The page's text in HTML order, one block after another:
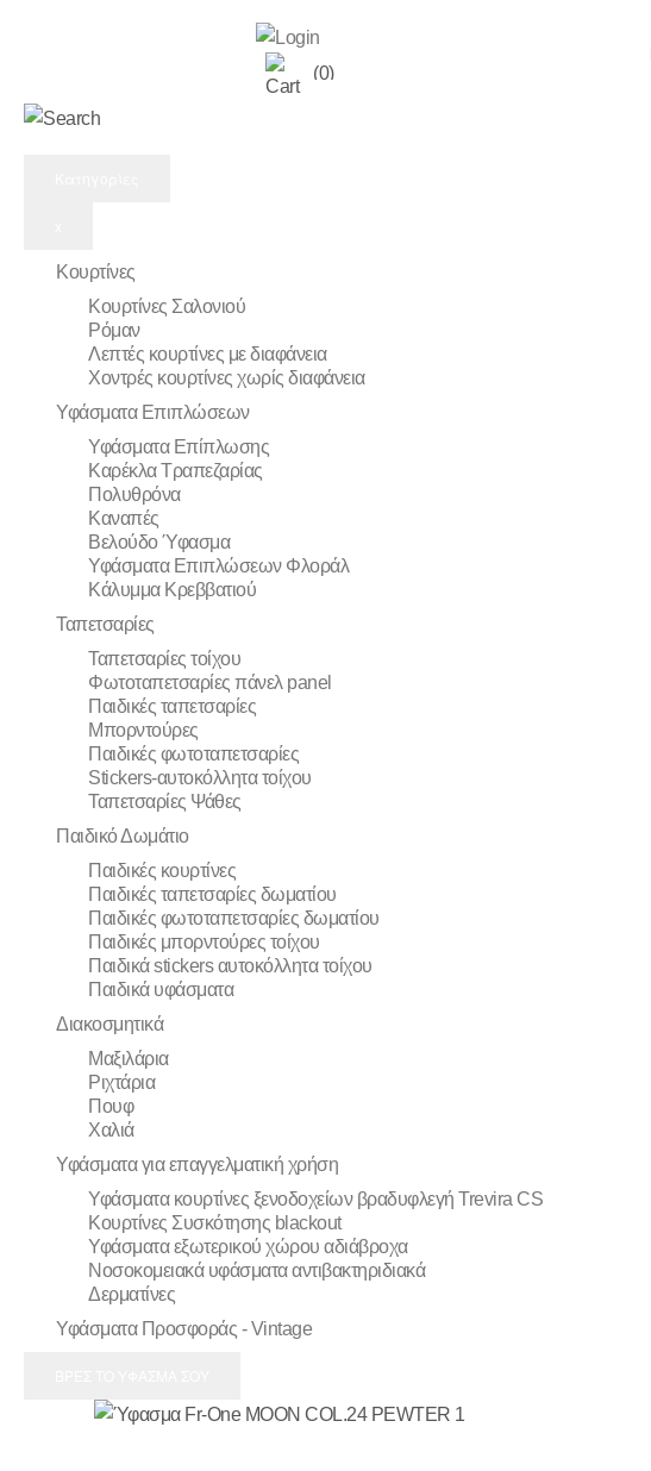
(0)
Κουρτίνες
Κουρτίνες Σαλονιού
Ρόμαν
Λεπτές κουρτίνες με διαφάνεια
Χοντρές κουρτίνες χωρίς διαφάνεια
Υφάσματα Επιπλώσεων
Υφάσματα Επίπλωσης
Καρέκλα Τραπεζαρίας
Πολυθρόνα
Καναπές
Βελούδο Ύφασμα
Υφάσματα Επιπλώσεων Φλοράλ
Κάλυμμα Κρεββατιού
Ταπετσαρίες
Ταπετσαρίες τοίχου
Φωτοταπετσαρίες πάνελ panel
Παιδικές ταπετσαρίες
Μπορντούρες
Παιδικές φωτοταπετσαρίες
Stickers-αυτοκόλλητα τοίχου
Ταπετσαρίες Ψάθες
Παιδικό Δωμάτιο
Παιδικές κουρτίνες
Παιδικές ταπετσαρίες δωματίου
Παιδικές φωτοταπετσαρίες δωματίου
Παιδικές μπορντούρες τοίχου
Παιδικά stickers αυτοκόλλητα τοίχου
Παιδικά υφάσματα
Διακοσμητικά
Μαξιλάρια
Ριχτάρια
Πουφ
Χαλιά
Υφάσματα για επαγγελματική χρήση
Υφάσματα κουρτίνες ξενοδοχείων βραδυφλεγή Trevira CS
Κουρτίνες Συσκότησης blackout
Υφάσματα εξωτερικού χώρου αδιάβροχα
Νοσοκομειακά υφάσματα αντιβακτηριδιακά
Δερματίνες
Υφάσματα Προσφοράς - Vintage